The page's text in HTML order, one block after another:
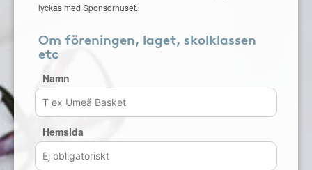
lyckas med Sponsorhuset.
Om föreningen, laget, skolklassen
etc
Namn
Hemsida